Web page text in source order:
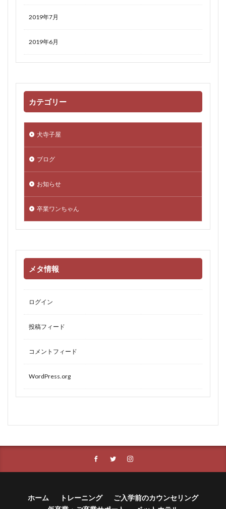
2019年7月
2019年6月
カテゴリー
犬寺子屋
ブログ
お知らせ
卒業ワンちゃん
メタ情報
ログイン
投稿フィード
コメントフィード
WordPress.org
ホーム トレーニング
ご入学前のカウンセリング